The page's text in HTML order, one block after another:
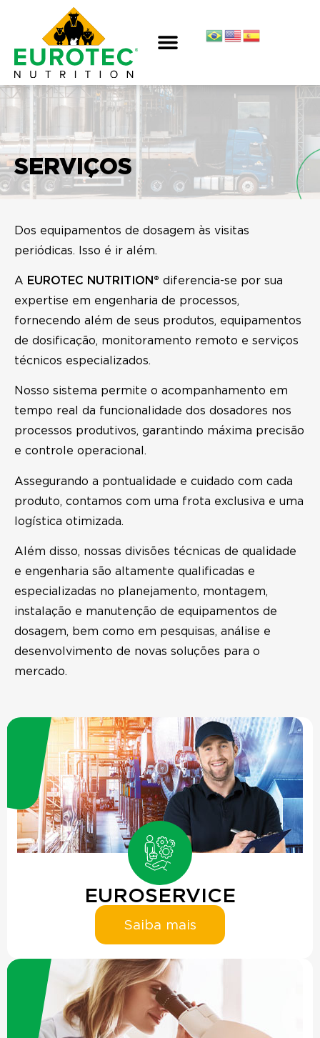
SERVIÇOS
Dos equipamentos de dosagem às visitas
periódicas. Isso é ir além.
A EUROTEC NUTRITION® diferencia-se por sua
expertise em engenharia de processos,
fornecendo além de seus produtos, equipamentos
de dosificação, monitoramento remoto e serviços
técnicos especializados.
Nosso sistema permite o acompanhamento em
tempo real da funcionalidade dos dosadores nos
processos produtivos, garantindo máxima precisão
e controle operacional.
Assegurando a pontualidade e cuidado com cada
produto, contamos com uma frota exclusiva e uma
logística otimizada.
Além disso, nossas divisões técnicas de qualidade
e engenharia são altamente qualificadas e
especializadas no planejamento, montagem,
instalação e manutenção de equipamentos de
dosagem, bem como em pesquisas, análise e
desenvolvimento de novas soluções para o
mercado.
EUROSERVICE
Saiba mais